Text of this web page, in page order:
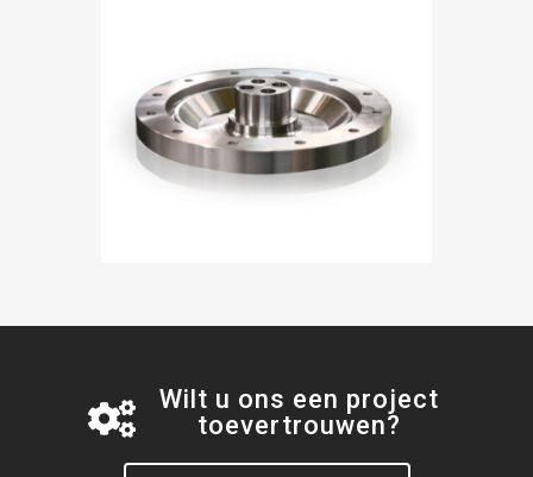
Wilt u ons een project
toevertrouwen?